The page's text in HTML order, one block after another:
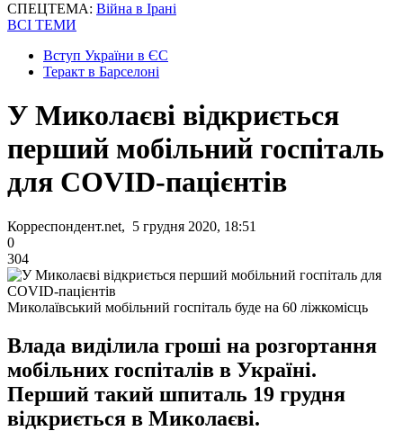
СПЕЦТЕМА: Війна в Ірані
ВСІ ТЕМИ
Вступ України в ЄС
Теракт в Барселоні
У Миколаєві відкриється
перший мобільний госпіталь
для COVID-пацієнтів
Корреспондент.net, 5 грудня 2020, 18:51
0
304
Миколаївський мобільний госпіталь буде на 60 ліжкомісць
Влада виділила гроші на розгортання
мобільних госпіталів в Україні.
Перший такий шпиталь 19 грудня
відкриється в Миколаєві.